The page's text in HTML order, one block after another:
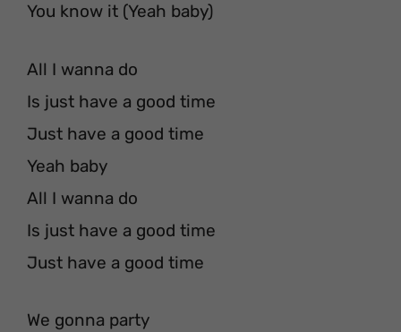
You know it (Yeah baby)
All I wanna do
Is just have a good time
Just have a good time
Yeah baby
All I wanna do
Is just have a good time
Just have a good time
We gonna party